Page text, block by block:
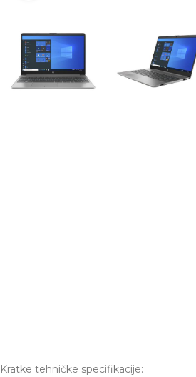
Kratke tehničke specifikacije: